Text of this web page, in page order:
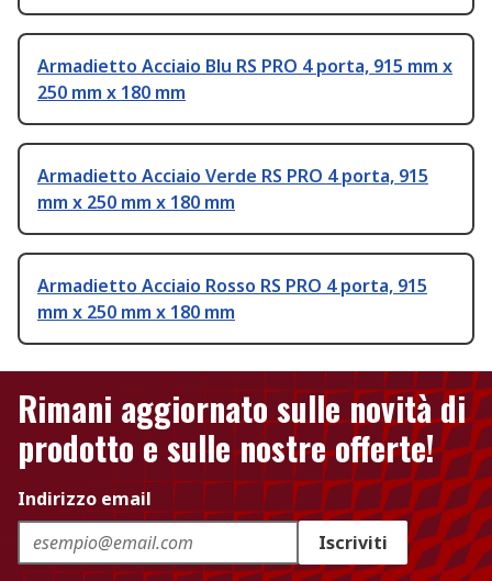
Armadietto Acciaio Blu RS PRO 4 porta, 915 mm x
250 mm x 180 mm
Armadietto Acciaio Verde RS PRO 4 porta, 915
mm x 250 mm x 180 mm
Armadietto Acciaio Rosso RS PRO 4 porta, 915
mm x 250 mm x 180 mm
Rimani aggiornato sulle novità di
prodotto e sulle nostre offerte!
Indirizzo email
Iscriviti